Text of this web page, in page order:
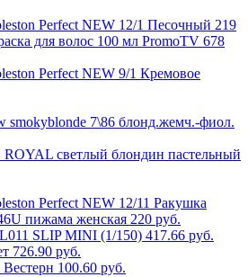
219
678
220 руб.
417.66 руб.
726.90 руб.
100.60 руб.